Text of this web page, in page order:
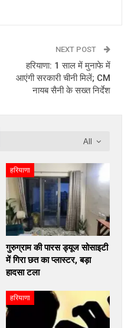
NEXT POST
हरियाणा: 1 साल में मुनाफे में
आएंगी सरकारी चीनी मिलें; CM
नायब सैनी के सख्त निर्देश
All
हरियाणा
गुरुग्राम की पारस ड्यूज सोसाइटी
में गिरा छत का प्लास्टर, बड़ा
हादसा टला
हरियाणा